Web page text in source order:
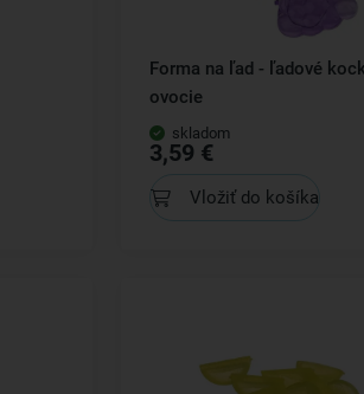
Forma na ľad - ľadové
ovocie
skladom
3,59 €
Vložiť do košíka